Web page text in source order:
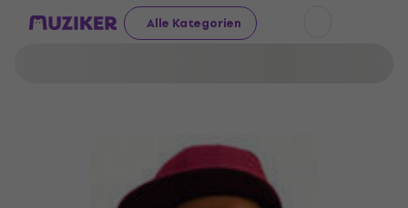
Alle Kategorien